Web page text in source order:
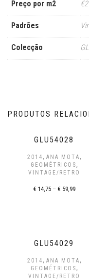
Preço por m2
Padrões
Colecção
PRODUTOS
GLU54028
2014, ANA MOTA,
GEOMÉTRICOS,
VINTAGE/RETRO
€ 14,75– € 59,99
GLU54029
2014, ANA MOTA,
GEOMÉTRICOS,
VINTAGE/RETRO